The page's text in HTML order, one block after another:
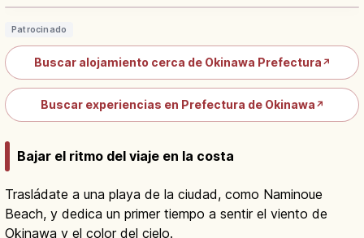
Patrocinado
Buscar alojamiento cerca de Okinawa Prefectura ↗
Buscar experiencias en Prefectura de Okinawa ↗
Bajar el ritmo del viaje en la costa
Trasládate a una playa de la ciudad, como Naminoue
Beach, y dedica un primer tiempo a sentir el viento de
Okinawa y el color del cielo.